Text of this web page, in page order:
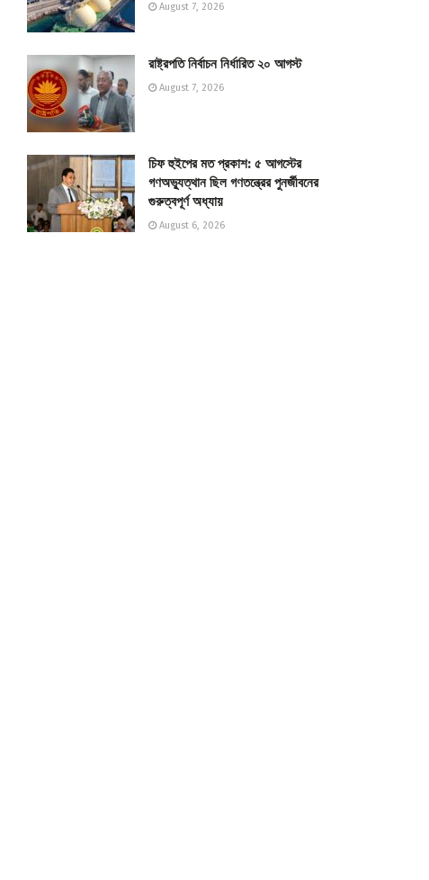
August 7, 2026
রাষ্ট্রপতি নির্বাচন নির্ধারিত ২০ আগস্ট
August 7, 2026
চিফ হুইপের মত প্রকাশ: ৫ আগস্টের
গণঅভ্যুত্থান ছিল গণতন্ত্রের পুনর্জীবনের
গুরুত্বপূর্ণ অধ্যায়
August 6, 2026